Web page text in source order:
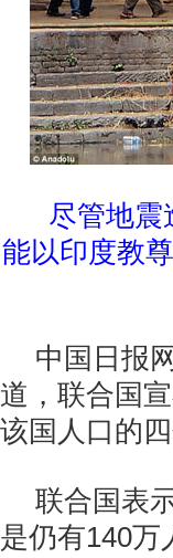
尽管地震
能以印度教
中国日报
道，联合国
该国人口的四
联合国表
是仍有140万